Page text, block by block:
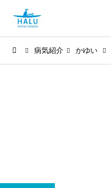
病気紹介 かゆい